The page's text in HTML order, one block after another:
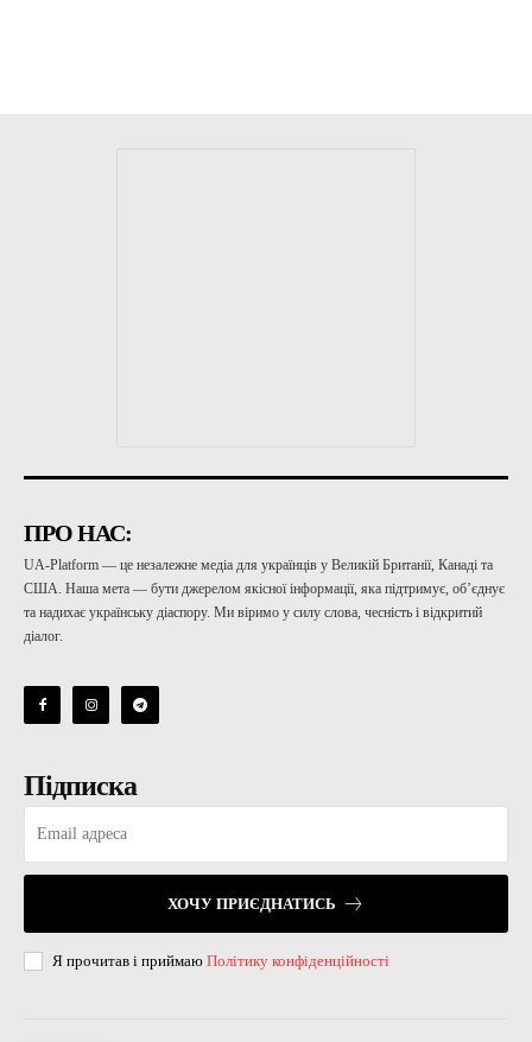
ПРО НАС:
UA-Platform — це незалежне медіа для українців у Великій Британії, Канаді та
США. Наша мета — бути джерелом якісної інформації, яка підтримує, об’єднує
та надихає українську діаспору. Ми віримо у силу слова, чесність і відкритий
діалог.
Підписка
ХОЧУ ПРИЄДНАТИСЬ
Я прочитав і приймаю Політику конфіденційності